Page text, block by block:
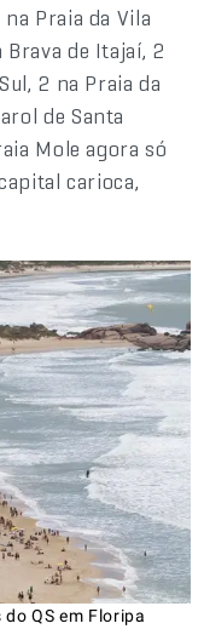
Praia da Vila
de Itajaí, 2
2 na Praia da
de Santa
Mole agora só
carioca,
QS em Floripa